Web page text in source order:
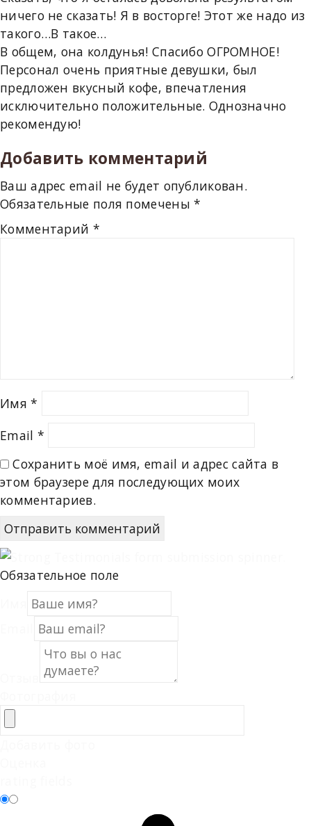
ничего не сказать! Я в восторге! Этот же надо из
такого…В такое…
В общем, она колдунья! Спасибо ОГРОМНОЕ!
Персонал очень приятные девушки, был
предложен вкусный кофе, впечатления
исключительно положительные. Однозначно
рекомендую!
Добавить комментарий
Ваш адрес email не будет опубликован.
Обязательные поля помечены*
Комментарий *
Имя*
Email *
Сохранить моё имя, email и адрес сайта в
этом браузере для последующих моих
комментариев.
Обязательное поле